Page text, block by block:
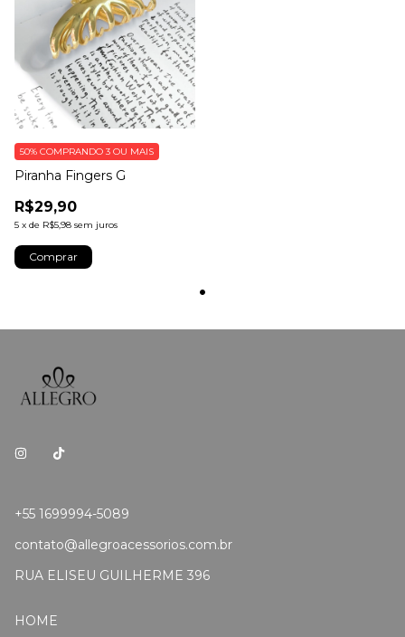
Piranha Fingers G
R$29,90
5 x de R$5,98 sem juros
50% COMPRANDO 3 OU MAIS
+55 1699994-5089
contato@allegroacessorios.com.br
RUA ELISEU GUILHERME 396
HOME